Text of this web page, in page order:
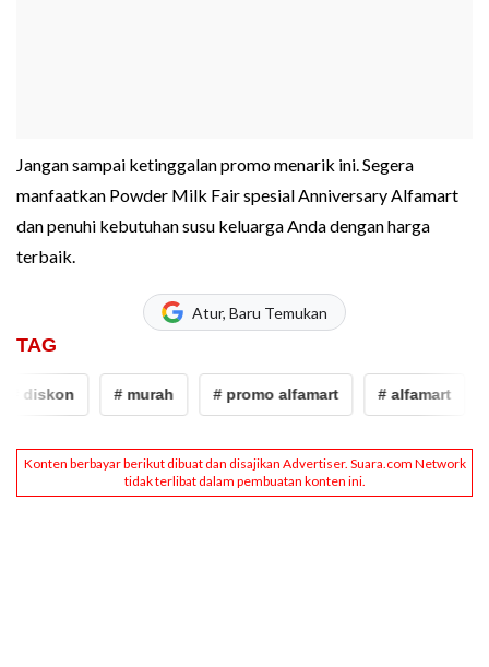
Jangan sampai ketinggalan promo menarik ini. Segera
manfaatkan Powder Milk Fair spesial Anniversary Alfamart
dan penuhi kebutuhan susu keluarga Anda dengan harga
terbaik.
Atur, Baru Temukan
TAG
# murah # promo alfamart # alfamart